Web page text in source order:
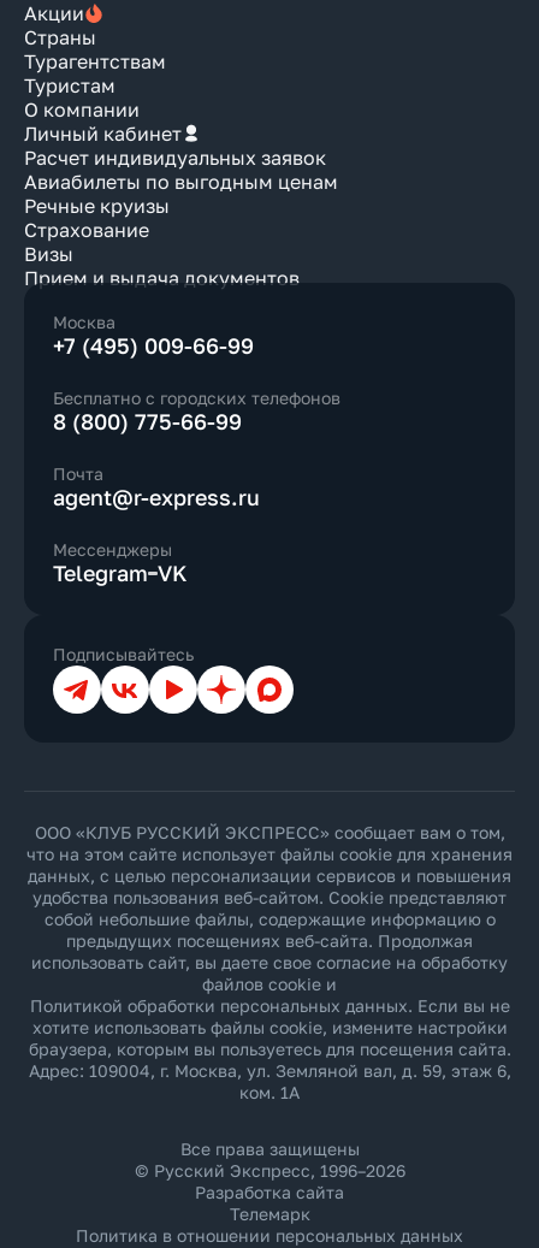
Акции
Страны
Турагентствам
Туристам
О компании
Личный кабинет
Расчет индивидуальных заявок
Авиабилеты по выгодным ценам
Речные круизы
Страхование
Визы
Прием и выдача документов
Москва
+7 (495) 009-66-99
Бесплатно с городских телефонов
8 (800) 775-66-99
Почта
agent@r-express.ru
Мессенджеры
Telegram VK
Подписывайтесь
ТелеграмВКонтакте
YouTubeДзен Max
ООО «КЛУБ РУССКИЙ ЭКСПРЕСС» сообщает вам о том,
что на этом сайте использует файлы cookie для хранения
данных, с целью персонализации сервисов и повышения
удобства пользования веб-сайтом. Cookie представляют
собой небольшие файлы, содержащие информацию о
предыдущих посещениях веб-сайта. Продолжая
использовать сайт, вы даете свое согласие на обработку
файлов cookie и
Политикой обработки персональных данных. Если вы не
хотите использовать файлы cookie, измените настройки
браузера, которым вы пользуетесь для посещения сайта.
Адрес: 109004, г. Москва, ул. Земляной вал, д. 59, этаж 6,
ком. 1А
Все права защищены
© Русский Экспресс, 1996–2026
Разработка сайта
Телемарк
Политика в отношении персональных данных